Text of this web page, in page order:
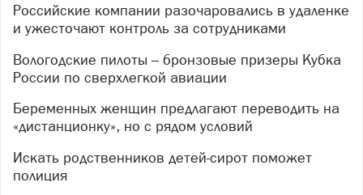
Российские компании разочаровались в удаленке
и ужесточают контроль за сотрудниками
Вологодские пилоты – бронзовые призеры Кубка
России по сверхлегкой авиации
Беременных женщин предлагают переводить на
«дистанционку», но с рядом условий
Искать родственников детей-сирот поможет
полиция